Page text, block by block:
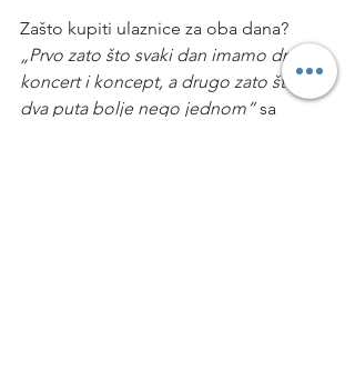
Zašto kupiti ulaznice za oba dana?
„Prvo zato što svaki dan imamo drugi
koncert i koncept, a drugo zato što je
dva puta bolje nego jednom“ sa